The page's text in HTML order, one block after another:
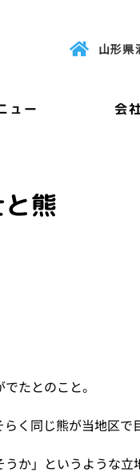
山形
ュー 会
熊
たとのこと。
く同じ熊が当地区で
か」というような立